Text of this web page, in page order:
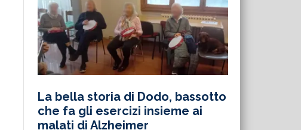
La bella storia di Dodo, bassotto
che fa gli esercizi insieme ai
malati di Alzheimer